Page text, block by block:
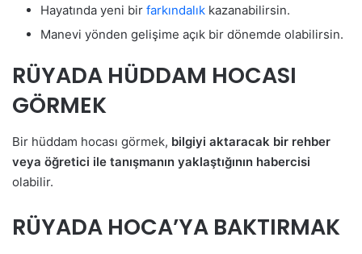
Hayatında yeni bir farkındalık kazanabilirsin.
Manevi yönden gelişime açık bir dönemde olabilirsin.
RÜYADA HÜDDAM HOCASI
GÖRMEK
Bir hüddam hocası görmek, bilgiyi aktaracak bir rehber
veya öğretici ile tanışmanın yaklaştığının habercisi
olabilir.
RÜYADA HOCA’YA BAKTIRMAK